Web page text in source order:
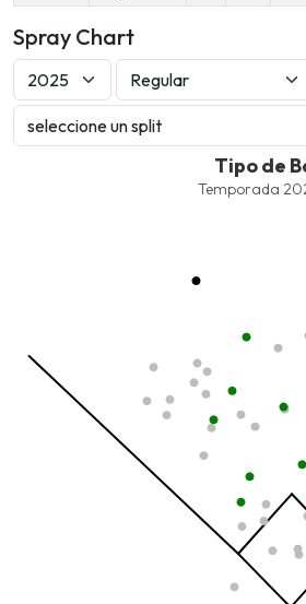
Spray Chart
Combination chart with 8 data series.
The chart has 1 X axis displaying
The chart has 1 Y axis displaying
Tipo de
Temporada